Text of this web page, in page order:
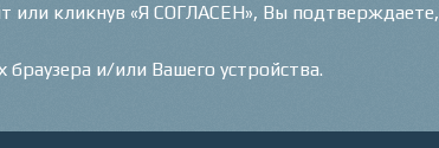
или кликнув «Я СОГЛАСЕН», Вы подтверждаете,
и/или Вашего устройства.